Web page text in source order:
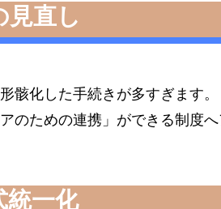
見直し
骸化した手続きが多すぎます
のための連携」ができる制度へ
統一化